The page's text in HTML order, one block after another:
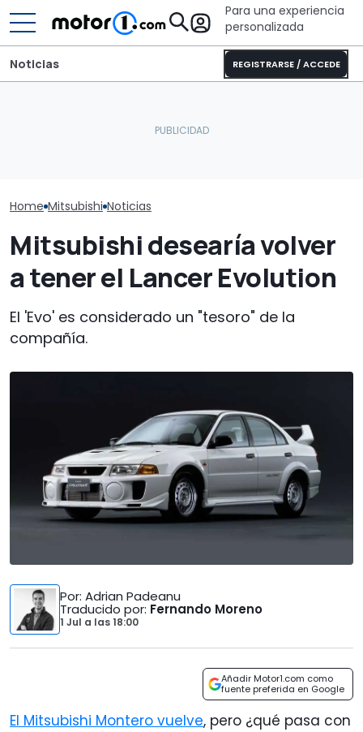
Para una experiencia
personalizada
REGISTRARSE / ACCEDE
Noticias
Home Mitsubishi Noticias
Mitsubishi desearía volver
a tener el Lancer Evolution
El 'Evo' es considerado un "tesoro" de la
compañía.
Por: Adrian Padeanu
Traducido por: Fernando Moreno
1 Jul a las18:00
Añadir Motor1.com como
fuente preferida en Google
El Mitsubishi Montero vuelve, pero ¿qué pasa con